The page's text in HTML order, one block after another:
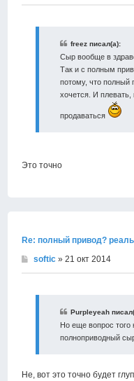
freez писал(а):
Сыр вообще в
Так и с полным
потому, что полный
хочется. И плевать,
продаваться
Это точно
Re: полный привод?
softic » 21 окт 2014
Purpleyeah
Но еще вопрос того
полноприводный
Не, вот это точно будет